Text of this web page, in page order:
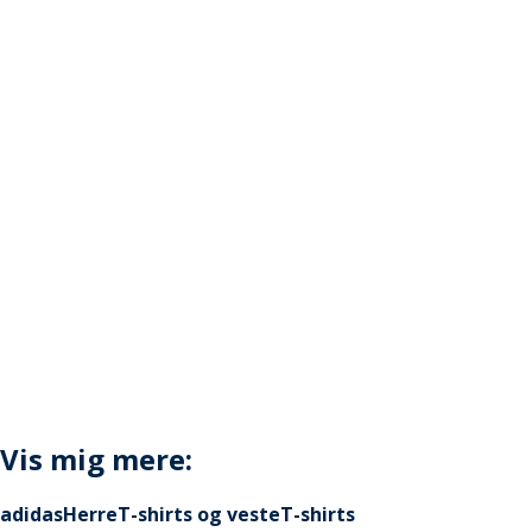
Vis mig mere:
adidasHerreT-shirts og vesteT-shirts